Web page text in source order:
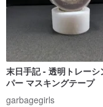
末日手記 - 透明トレーシ
パー マスキングテープ
garbagegirls